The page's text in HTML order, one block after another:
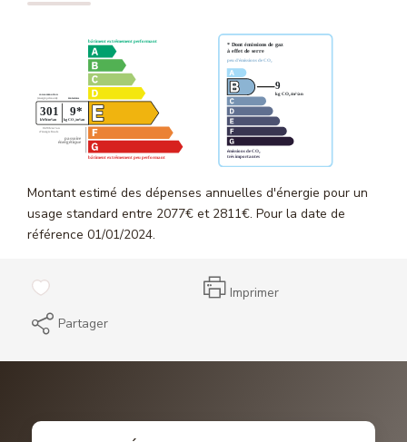
Montant estimé des dépenses annuelles d'énergie pour un
usage standard entre 2077€ et 2811€. Pour la date de
référence 01/01/2024.
Imprimer
Partager